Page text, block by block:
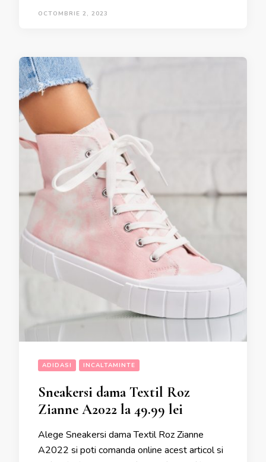
OCTOMBRIE 2, 2023
ADIDASI INCALTAMINTE
Sneakersi dama Textil Roz
Zianne A2022 la 49.99 lei
Alege Sneakersi dama Textil Roz Zianne
A2022 si poti comanda online acest articol si